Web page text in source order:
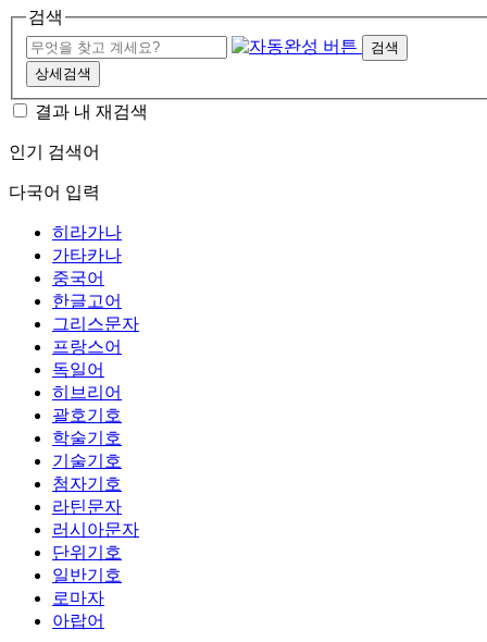
검색
검색
상세검색
결과 내 재검색
인기 검색어
다국어 입력
히라가나
가타카나
중국어
한글고어
그리스문자
프랑스어
독일어
히브리어
괄호기호
학술기호
기술기호
첨자기호
라틴문자
러시아문자
단위기호
일반기호
로마자
아랍어